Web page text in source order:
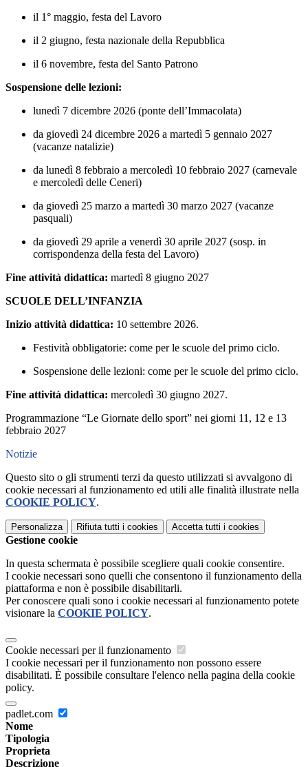
il 1° maggio, festa del Lavoro
il 2 giugno, festa nazionale della Repubblica
il 6 novembre, festa del Santo Patrono
Sospensione delle lezioni:
lunedì 7 dicembre 2026 (ponte dell’Immacolata)
da giovedì 24 dicembre 2026 a martedì 5 gennaio 2027
(vacanze natalizie)
da lunedì 8 febbraio a mercoledì 10 febbraio 2027 (carnevale
e mercoledì delle Ceneri)
da giovedì 25 marzo a martedì 30 marzo 2027 (vacanze
pasquali)
da giovedì 29 aprile a venerdì 30 aprile 2027 (sosp. in
corrispondenza della festa del Lavoro)
Fine attività didattica: martedì 8 giugno 2027
SCUOLE DELL’INFANZIA
Inizio attività didattica: 10 settembre 2026.
Festività obbligatorie: come per le scuole del primo ciclo.
Sospensione delle lezioni: come per le scuole del primo ciclo.
Fine attività didattica: mercoledì 30 giugno 2027.
Programmazione “Le Giornate dello sport” nei giorni 11, 12 e 13
febbraio 2027
Notizie
Questo sito o gli strumenti terzi da questo utilizzati si avvalgono di
cookie necessari al funzionamento ed utili alle finalità illustrate nella
COOKIE POLICY.
Personalizza Rifiuta tutti i cookies Accetta tutti i cookies
Gestione cookie
In questa schermata è possibile scegliere quali cookie consentire.
I cookie necessari sono quelli che consentono il funzionamento della
piattaforma e non è possibile disabilitarli.
Per conoscere quali sono i cookie necessari al funzionamento potete
visionare la COOKIE POLICY.
Cookie necessari per il funzionamento
I cookie necessari per il funzionamento non possono essere
disabilitati. È possibile consultare l'elenco nella pagina della cookie
policy.
padlet.com
Nome
Tipologia
Proprieta
Descrizione